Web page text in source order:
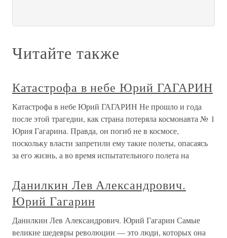
Читайте также
Катастрофа в небе Юрий ГАГАРИН
Катастрофа в небе Юрий ГАГАРИН Не прошло и года
после этой трагедии, как страна потеряла космонавта № 1
Юрия Гагарина. Правда, он погиб не в космосе,
поскольку власти запретили ему такие полеты, опасаясь
за его жизнь, а во время испытательного полета на
Данилкин Лев Александрович.
Юрий Гагарин
Данилкин Лев Александрович. Юрий Гагарин Самые
великие шедевры революции — это люди, которых она